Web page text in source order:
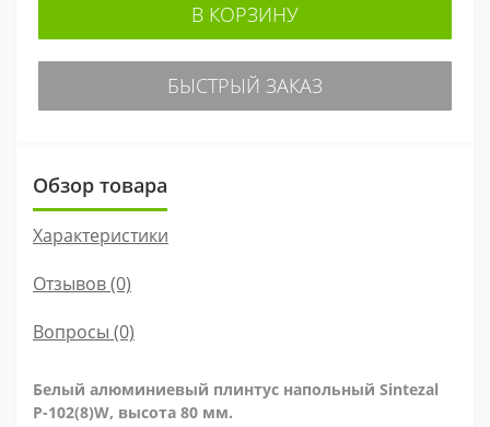
В КОРЗИНУ
БЫСТРЫЙ ЗАКАЗ
Обзор товара
Характеристики
Отзывов (0)
Вопросы (0)
Белый алюминиевый плинтус напольный Sintezal
P-102(8)W​​, высота 80 мм.